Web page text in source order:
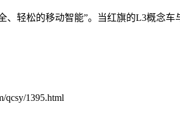
、轻松的移动智能”。当红旗的L3概念
qcsy/1395.html